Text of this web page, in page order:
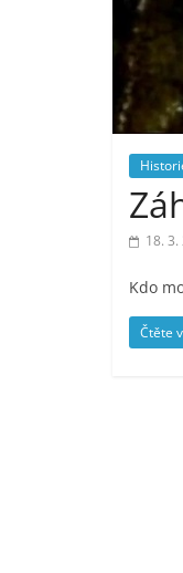
18. 3.
Kdo
Čtěte